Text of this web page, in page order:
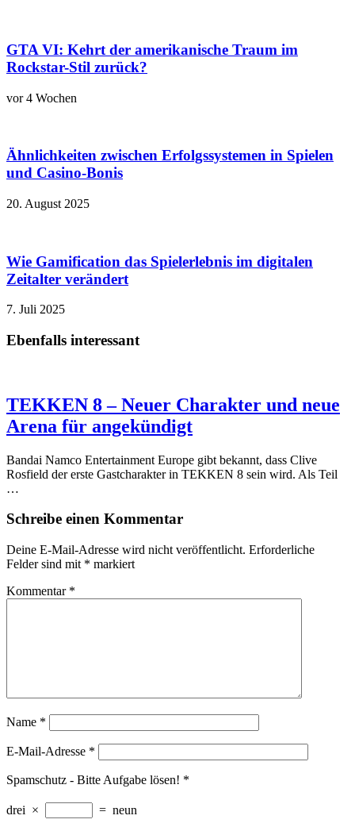
GTA VI: Kehrt der amerikanische Traum im
Rockstar-Stil zurück?
vor 4 Wochen
Ähnlichkeiten zwischen Erfolgssystemen in Spielen
und Casino‑Bonis
20. August 2025
Wie Gamification das Spielerlebnis im digitalen
Zeitalter verändert
7. Juli 2025
Ebenfalls interessant
TEKKEN 8 – Neuer Charakter und neue
Arena für angekündigt
Bandai Namco Entertainment Europe gibt bekannt, dass Clive
Rosfield der erste Gastcharakter in TEKKEN 8 sein wird. Als Teil
…
Schreibe einen Kommentar
Deine E-Mail-Adresse wird nicht veröffentlicht. Erforderliche
Felder sind mit * markiert
Kommentar *
Name *
E-Mail-Adresse *
Spamschutz - Bitte Aufgabe lösen! *
drei × = neun